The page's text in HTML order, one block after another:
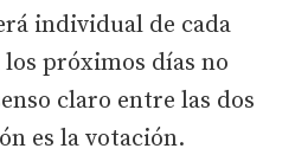
individual de cada
próximos días no
claro entre las dos
es la votación.